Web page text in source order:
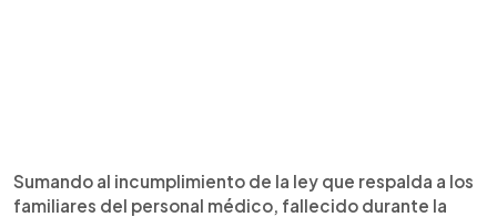
Sumando al incumplimiento de la ley que respalda a los
familiares del personal médico, fallecido durante la